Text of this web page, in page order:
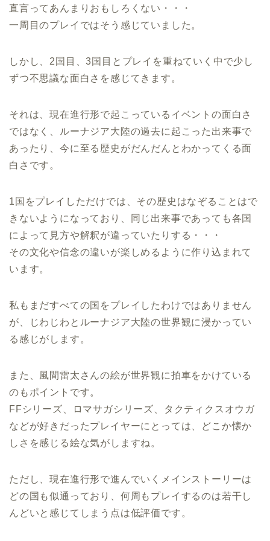
直言ってあんまりおもしろくない・・・
一周目のプレイではそう感じていました。
しかし、2国目、3国目とプレイを重ねていく中で少し
ずつ不思議な面白さを感じてきます。
それは、現在進行形で起こっているイベントの面白さ
ではなく、ルーナジア大陸の過去に起こった出来事で
あったり、今に至る歴史がだんだんとわかってくる面
白さです。
1国をプレイしただけでは、その歴史はなぞることはで
きないようになっており、同じ出来事であっても各国
によって見方や解釈が違っていたりする・・・
その文化や信念の違いが楽しめるように作り込まれて
います。
私もまだすべての国をプレイしたわけではありません
が、じわじわとルーナジア大陸の世界観に浸かってい
る感じがします。
また、風間雷太さんの絵が世界観に拍車をかけている
のもポイントです。
FFシリーズ、ロマサガシリーズ、タクティクスオウガ
などが好きだったプレイヤーにとっては、どこか懐か
しさを感じる絵な気がしますね。
ただし、現在進行形で進んでいくメインストーリーは
どの国も似通っており、何周もプレイするのは若干し
んどいと感じてしまう点は低評価です。